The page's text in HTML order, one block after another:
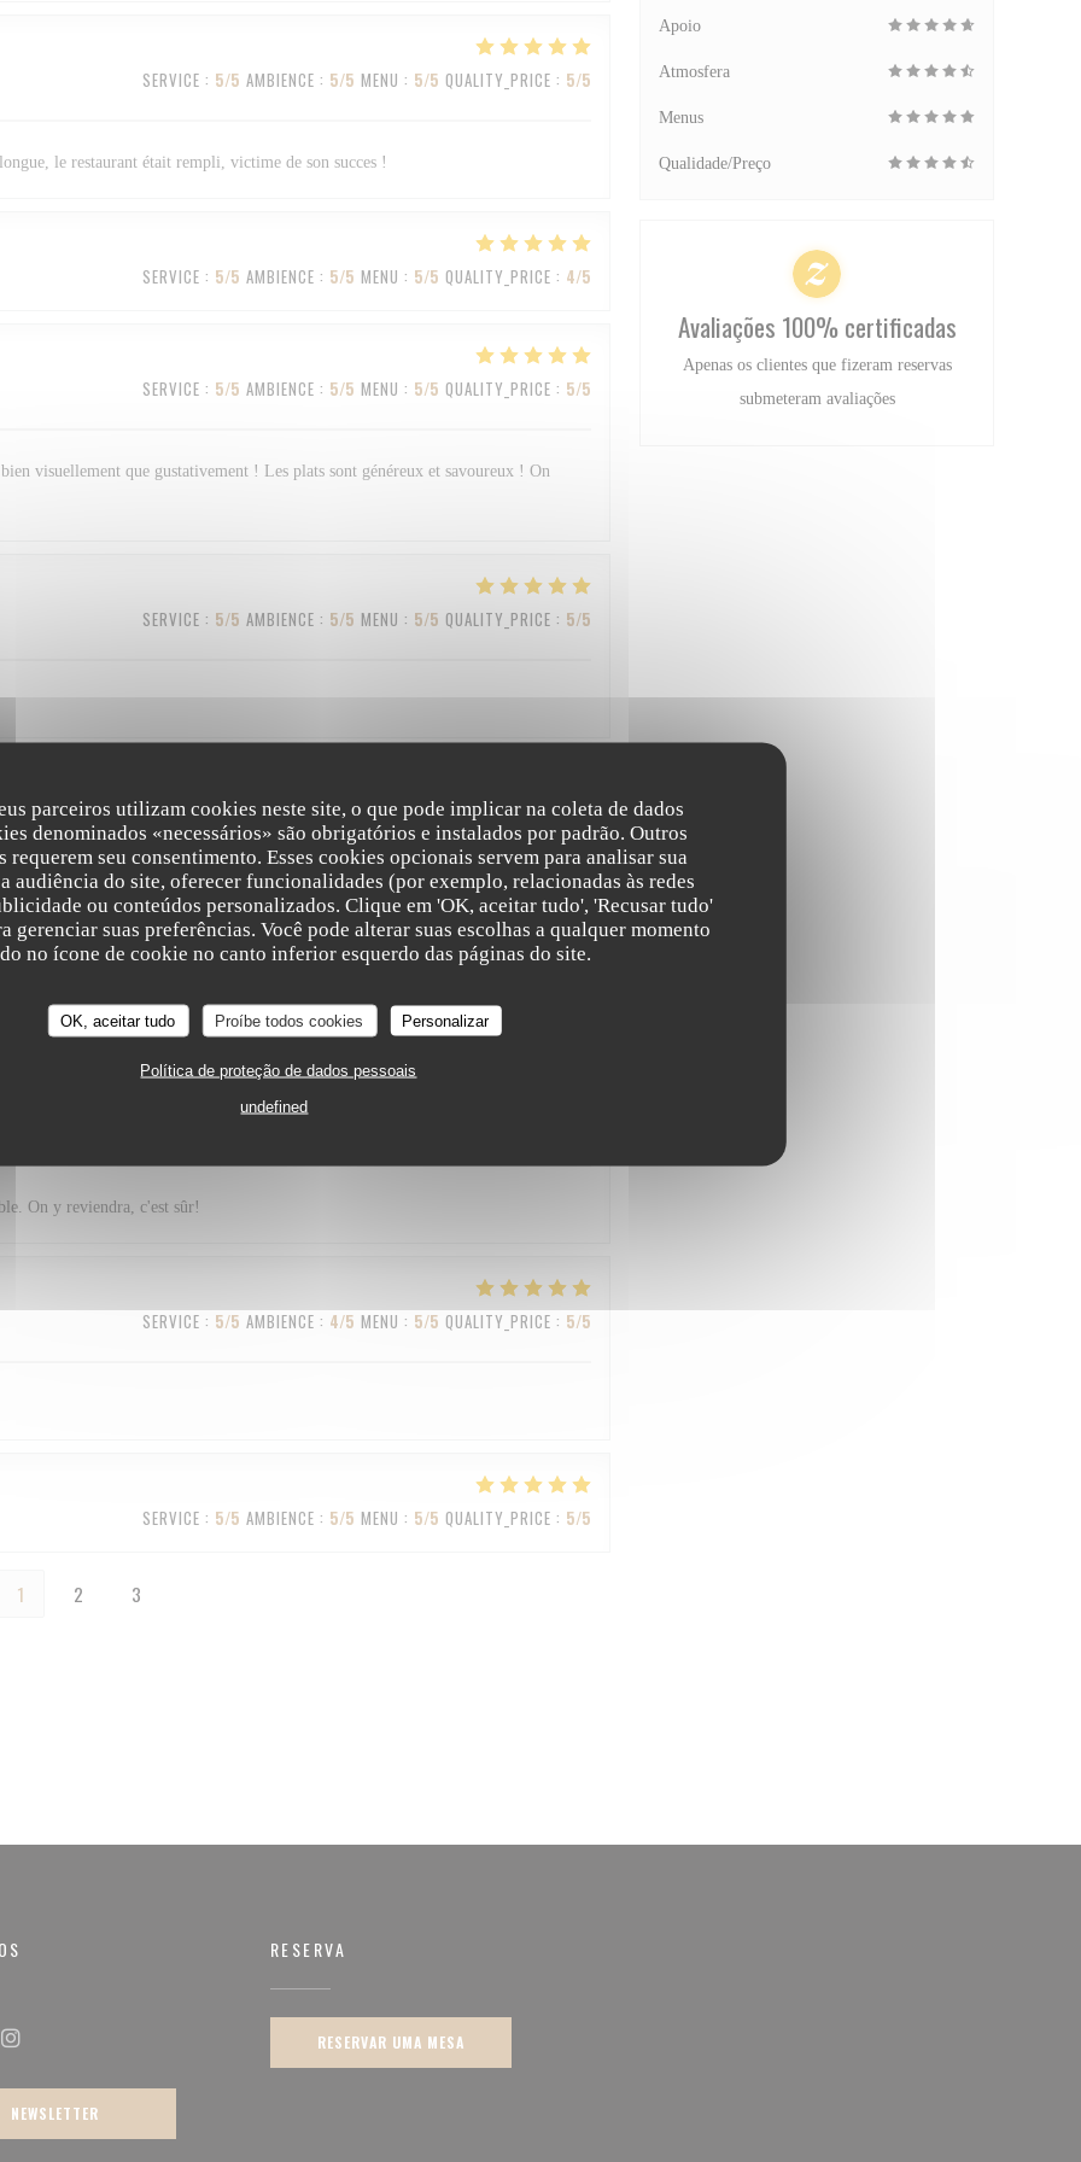
parceiros utilizam cookies neste site, o que pode implicar na coleta de dados
denominados «necessários» são obrigatórios e instalados por padrão. Outros
requerem seu consentimento. Esses cookies opcionais servem para analisar sua
audiência do site, oferecer funcionalidades (por exemplo, relacionadas às redes
ou conteúdos personalizados. Clique em 'OK, aceitar tudo', 'Recusar tudo'
gerenciar suas preferências. Você pode alterar suas escolhas a qualquer momento
no ícone de cookie no canto inferior esquerdo das páginas do site.
OK, aceitar tudo Proíbe todos cookies Personalizar
Política de proteção de dados pessoais
undefined
SERVICE : 5/5 AMBIENCE : 5/5 MENU : 5/5 QUALITY_PRICE : 5/5
le restaurant était rempli, victime de son succes !
SERVICE : 5/5 AMBIENCE : 5/5 MENU : 5/5 QUALITY_PRICE : 4/5
SERVICE : 5/5 AMBIENCE : 5/5 MENU : 5/5 QUALITY_PRICE : 5/5
visuellement que gustativement ! Les plats sont généreux et savoureux ! On
SERVICE : 5/5 AMBIENCE : 5/5 MENU : 5/5 QUALITY_PRICE : 5/5
SERVICE: 4/5 AMBIENCE: 3/5 MENU : 4/5 QUALITY_PRICE : 3/5
SERVICE: 5/5 AMBIENCE: 5/5 MENU: 5/5 QUALITY_PRICE: 4/5
On y reviendra, c'est sûr!
SERVICE : 5/5 AMBIENCE : 4/5 MENU : 5/5 QUALITY_PRICE : 5/5
SERVICE : 5/5 AMBIENCE : 5/5 MENU : 5/5 QUALITY_PRICE : 5/5
1 2 3
Apoio
Atmosfera
Menus
Qualidade/Preço
Avaliações 100% certificadas
Apenas os clientes que fizeram reservas
submeteram avaliações
((abre numa nova janela))
NEWSLETTER
RESERVA
RESERVAR UMA MESA